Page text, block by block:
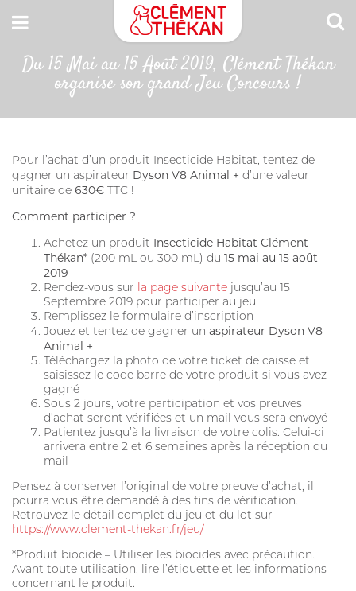
Du 15 Mai au 15 Août 2019, Clément Thékan
organise son grand Jeu Concours !
Pour l’achat d’un produit Insecticide Habitat, tentez de
gagner un aspirateur Dyson V8 Animal + d’une valeur
unitaire de 630€ TTC !
Comment participer ?
Achetez un produit Insecticide Habitat Clément
Thékan* (200 mL ou 300 mL) du 15 mai au 15 août
2019
Rendez-vous sur la page suivante jusqu’au 15
Septembre 2019 pour participer au jeu
Remplissez le formulaire d’inscription
Jouez et tentez de gagner un aspirateur Dyson V8
Animal +
Téléchargez la photo de votre ticket de caisse et
saisissez le code barre de votre produit si vous avez
gagné
Sous 2 jours, votre participation et vos preuves
d’achat seront vérifi­ées et un mail vous sera envoyé
Patientez jusqu’à la livraison de votre colis. Celui-ci
arrivera entre 2 et 6 semaines après la réception du
mail
Pensez à conserver l’original de votre preuve d’achat, il
pourra vous être demandé à des ­fins de vérification.
Retrouvez le détail complet du jeu et du lot sur
https://www.clement-thekan.fr/jeu/
*Produit biocide – Utiliser les biocides avec précaution.
Avant toute utilisation, lire l’étiquette et les informations
concernant le produit.
CONNEXION
Mot de passe
SE CONNECTER